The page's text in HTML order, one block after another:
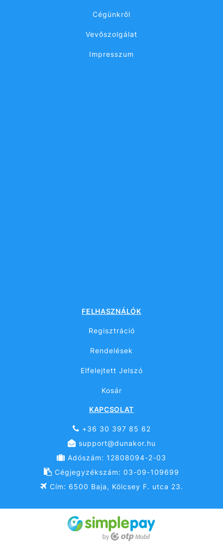
Cégünkről
Vevőszolgálat
Impresszum
FELHASZNÁLÓK
Regisztráció
Rendelések
Elfelejtett Jelszó
Kosár
KAPCSOLAT
+36 30 397 85 62
support@dunakor.hu
Adószám: 12808094-2-03
Cégjegyzékszám: 03-09-109699
Cím: 6500 Baja, Kölcsey F. utca 23.